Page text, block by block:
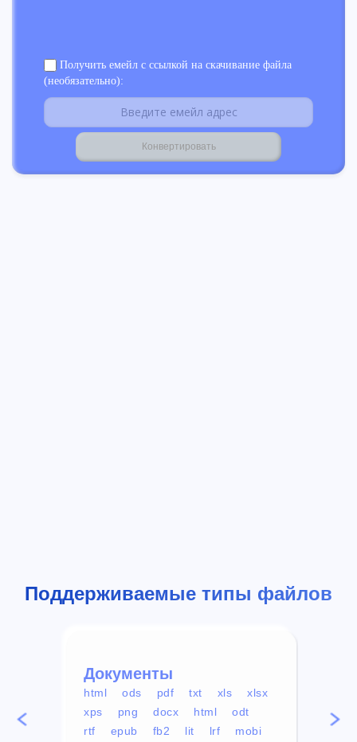
Получить емейл с ссылкой на скачивание файла
(необязательно):
Поддерживаемые типы файлов
Документы
html ods pdf txt xls
xlsx
xps
png docx html
odt
rtf
epub fb2 lit lrf
mobi
mp4